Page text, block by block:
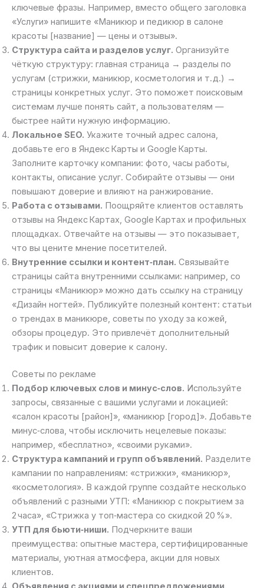
ключевые фразы. Например, вместо общего заголовка
«Услуги» напишите «Маникюр и педикюр в салоне
красоты [название] — цены и отзывы».
Структура сайта и разделов услуг. Организуйте
чёткую структуру: главная страница → разделы по
услугам (стрижки, маникюр, косметология и т. д.) →
страницы конкретных услуг. Это поможет поисковым
системам лучше понять сайт, а пользователям —
быстрее найти нужную информацию.
Локальное SEO. Укажите точный адрес салона,
добавьте его в Яндекс Карты и Google Карты.
Заполните карточку компании: фото, часы работы,
контакты, описание услуг. Собирайте отзывы — они
повышают доверие и влияют на ранжирование.
Работа с отзывами. Поощряйте клиентов оставлять
отзывы на Яндекс Картах, Google Картах и профильных
площадках. Отвечайте на отзывы — это показывает,
что вы цените мнение посетителей.
Внутренние ссылки и контент‑план. Связывайте
страницы сайта внутренними ссылками: например, со
страницы «Маникюр» можно дать ссылку на страницу
«Дизайн ногтей». Публикуйте полезный контент: статьи
о трендах в маникюре, советы по уходу за кожей,
обзоры процедур. Это привлечёт дополнительный
трафик и повысит доверие к салону.
Советы по рекламе
Подбор ключевых слов и минус‑слов. Используйте
запросы, связанные с вашими услугами и локацией:
«салон красоты [район]», «маникюр [город]». Добавьте
минус‑слова, чтобы исключить нецелевые показы:
например, «бесплатно», «своими руками».
Структура кампаний и групп объявлений. Разделите
кампании по направлениям: «стрижки», «маникюр»,
«косметология». В каждой группе создайте несколько
объявлений с разными УТП: «Маникюр с покрытием за
2 часа», «Стрижка у топ‑мастера со скидкой 20 %».
УТП для бьюти‑ниши. Подчеркните ваши
преимущества: опытные мастера, сертифицированные
материалы, уютная атмосфера, акции для новых
клиентов.